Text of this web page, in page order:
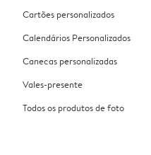
Cartões personalizados
Calendários Personalizados
Canecas personalizadas
Vales-presente
Todos os produtos de foto